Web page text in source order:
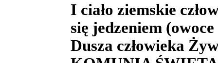
I ciało ziemskie
się jedzeniem
Dusza człowieka